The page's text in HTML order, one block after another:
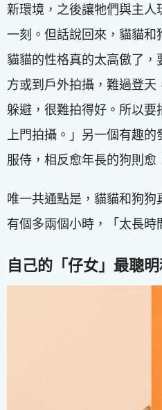
新環境，之後讓牠們與主人
一刻。但話說回來，貓貓和
貓貓的性格真的太高傲了
方或到戶外拍攝，難過登
躲避，很難拍得好。所以
上門拍攝。」另一個有趣
服侍，相反愈年長的狗則愈
唯一共通點是，貓貓和狗狗
有個多兩個小時，「太長時
自己的「仔女」最聰